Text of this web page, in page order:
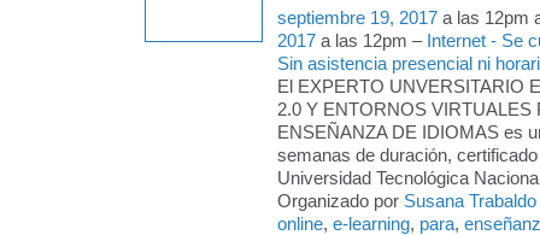
septiembre 19, 2017 a las 12pm
2017 a las 12pm – Internet - Se
Sin asistencia presencial ni
El EXPERTO UNVERSITARIO
2.0 Y ENTORNOS VIRTUALES
ENSEÑANZA DE IDIOMAS es
semanas de duración,
Universidad Tecnológica
Organizado por Susana Trabaldo
online, e-learning, para,